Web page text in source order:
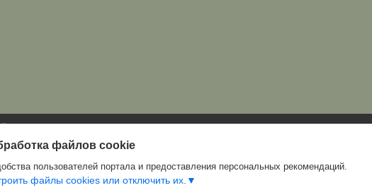
создан на платформе Deal.by
обработки файлов cookies
файлов cookie
пользователей портала и предоставления персональных рекомендаций.
файлы cookies или отключить их.
«Круград» |
Select Language ▼